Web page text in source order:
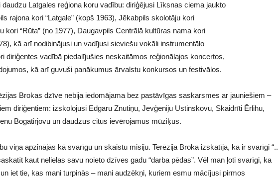
Latgales reģiona koru vadību: diriģējusi Līksnas ciema jaukto
rajona kori “Latgale” (kopš 1963), Jēkabpils skolotāju kori
kori “Rūta” (no 1977), Daugavpils Centrālā kultūras nama kori
kā arī nodibinājusi un vadījusi sieviešu vokāli instrumentālo
diriģentes vadībā piedalījušies neskaitāmos reģionālajos koncertos,
kā arī guvuši panākumus ārvalstu konkursos un festivālos.
Brokas dzīve nebija iedomājama bez pastāvīgas saskarsmes ar jauniešiem –
diriģentiem: izskolojusi Edgaru Znutiņu, Jevģeniju Ustinskovu, Skaidrīti Ērlihu,
Bogatirjovu un daudzus citus ievērojamus mūziķus.
viņa apzinājās kā svarīgu un skaistu misiju. Terēzija Broka izskatīja, ka ir svarīgi “..
kaut nelielas savu noieto dzīves gadu “darba pēdas”. Vēl man ļoti svarīgi, ka
iet tie, kas mani turpinās – mani audzēkņi, kuriem esmu mācījusi pirmos